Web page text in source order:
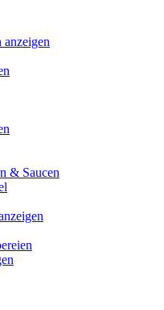
& Saucen